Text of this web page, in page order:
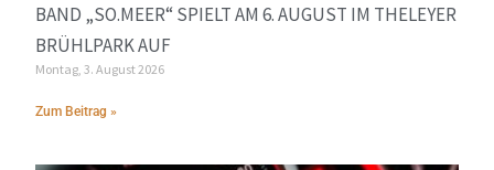
BAND „SO.MEER“ SPIELT AM 6. AUGUST IM THELEYER
BRÜHLPARK AUF
Montag, 3. August 2026
Zum Beitrag »